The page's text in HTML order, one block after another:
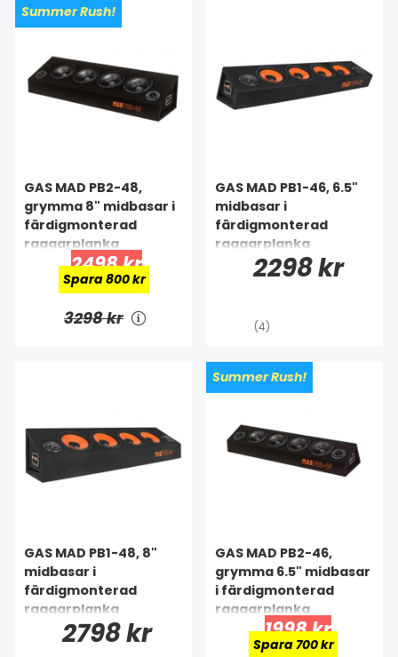
Summer Rush!
GAS MAD PB2-48,
grymma 8" midbasar i
färdigmonterad
raggarplanka
2498 kr
Spara 800 kr
3298 kr
GAS MAD PB1-46, 6.5"
midbasar i
färdigmonterad
raggarplanka
2298 kr
(4)
GAS MAD PB1-48, 8"
midbasar i
färdigmonterad
raggarplanka
2798 kr
Summer Rush!
GAS MAD PB2-46,
grymma 6.5" midbasar
i färdigmonterad
raggarplanka
1998 kr
Spara 700 kr